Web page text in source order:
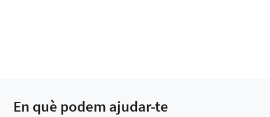
En què podem ajudar-te